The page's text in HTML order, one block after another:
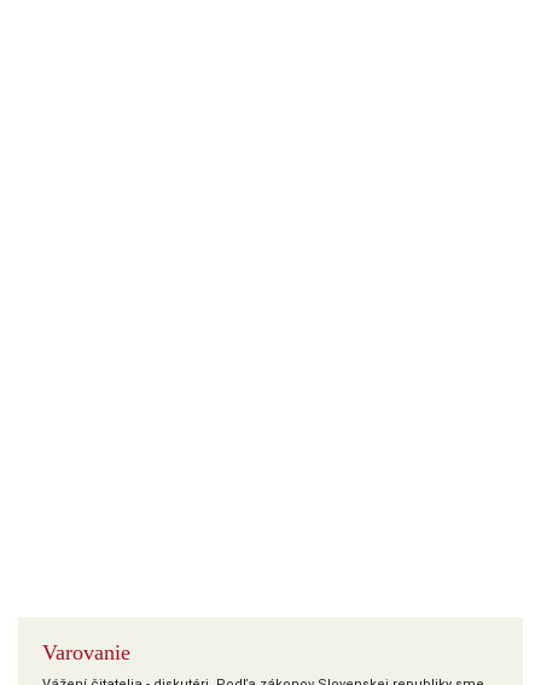
Varovanie